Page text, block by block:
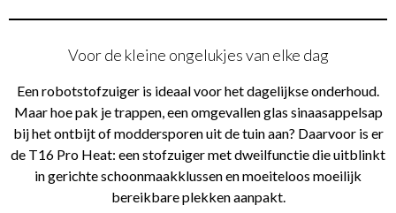
Voor de kleine ongelukjes van elke dag
Een robotstofzuiger is ideaal voor het dagelijkse onderhoud.
Maar hoe pak je trappen, een omgevallen glas sinaasappelsap
bij het ontbijt of moddersporen uit de tuin aan? Daarvoor is er
de T16 Pro Heat: een stofzuiger met dweilfunctie die uitblinkt
in gerichte schoonmaakklussen en moeiteloos moeilijk
bereikbare plekken aanpakt.